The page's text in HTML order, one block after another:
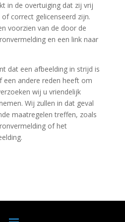
in de overtuiging dat zij vrij
correct gelicenseerd zijn.
voorzien van de door de
en een link naar
dat een afbeelding in strijd is
andere reden heeft om
wij u vriendelijk
Wij zullen in dat geval
maatregelen treffen, zoals
of het